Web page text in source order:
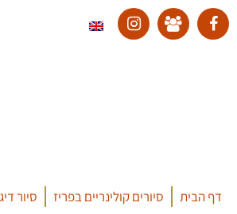
דף הבית סיורים קולינריים בפריז סיור